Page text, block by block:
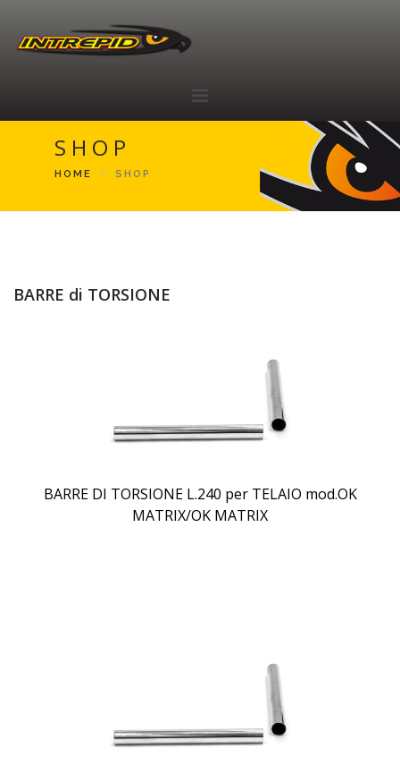
HOME
ABOUT
CONTATTI
SHOP
HOME SHOP
BARRE di TORSIONE
BARRE DI TORSIONE L.240 per TELAIO mod.OK
MATRIX/OK MATRIX